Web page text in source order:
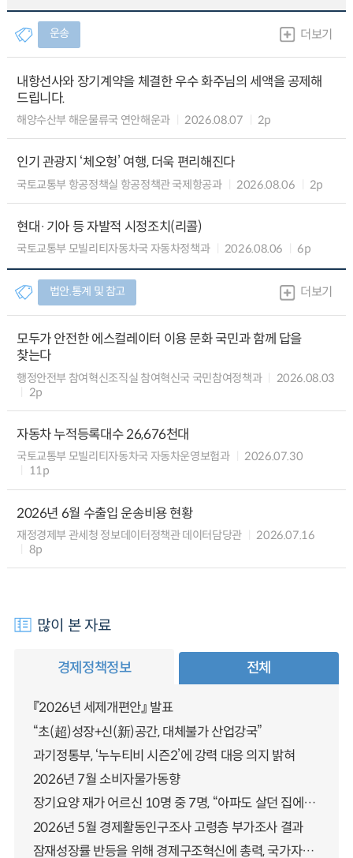
운송 더보기
내항선사와 장기계약을 체결한 우수 화주님의 세액을 공제해
드립니다.
해양수산부 해운물류국 연안해운과 2026.08.07 2p
인기 관광지 ‘체오헝’ 여행, 더욱 편리해진다
국토교통부 항공정책실 항공정책관 국제항공과 2026.08.06 2p
현대·기아 등 자발적 시정조치(리콜)
국토교통부 모빌리티자동차국 자동차정책과 2026.08.06 6p
법안.통계 및 참고 더보기
모두가 안전한 에스컬레이터 이용 문화 국민과 함께 답을
찾는다
행정안전부 참여혁신조직실 참여혁신국 국민참여정책과
2026.08.03
2p
자동차 누적등록대수 26,676천대
국토교통부 모빌리티자동차국 자동차운영보험과
2026.07.30
11p
2026년 6월 수출입 운송비용 현황
재정경제부 관세청 정보데이터정책관 데이터담당관
2026.07.16
8p
많이 본 자료
경제정책정보 전체
『2026년 세제개편안』 발표
“초(超)성장+신(新)공간, 대체불가 산업강국”
과기정통부, ‘누누티비 시즌2’에 강력 대응 의지 밝혀
2026년 7월 소비자물가동향
장기요양 재가 어르신 10명 중 7명, “아파도 살던 집에서 살겠다” 「2025년 장기요양실태조사」 결과 발표
2026년 5월 경제활동인구조사 고령층 부가조사 결과
잠재성장률 반등을 위해 경제구조혁신에 총력, 국가자산 관리체계 대전환